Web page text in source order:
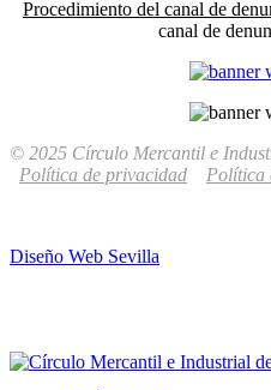
Procedimiento del canal de
canal de
© 2025 Círculo Mercantil e
Política de privacidad
Política
Diseño Web Sevilla